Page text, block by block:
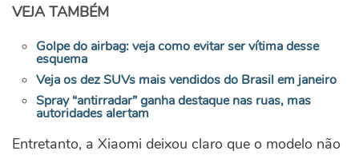
VEJA TAMBÉM
Golpe do airbag: veja como evitar ser vítima desse
esquema
Veja os dez SUVs mais vendidos do Brasil em janeiro
Spray “antirradar” ganha destaque nas ruas, mas
autoridades alertam
Entretanto, a Xiaomi deixou claro que o modelo não